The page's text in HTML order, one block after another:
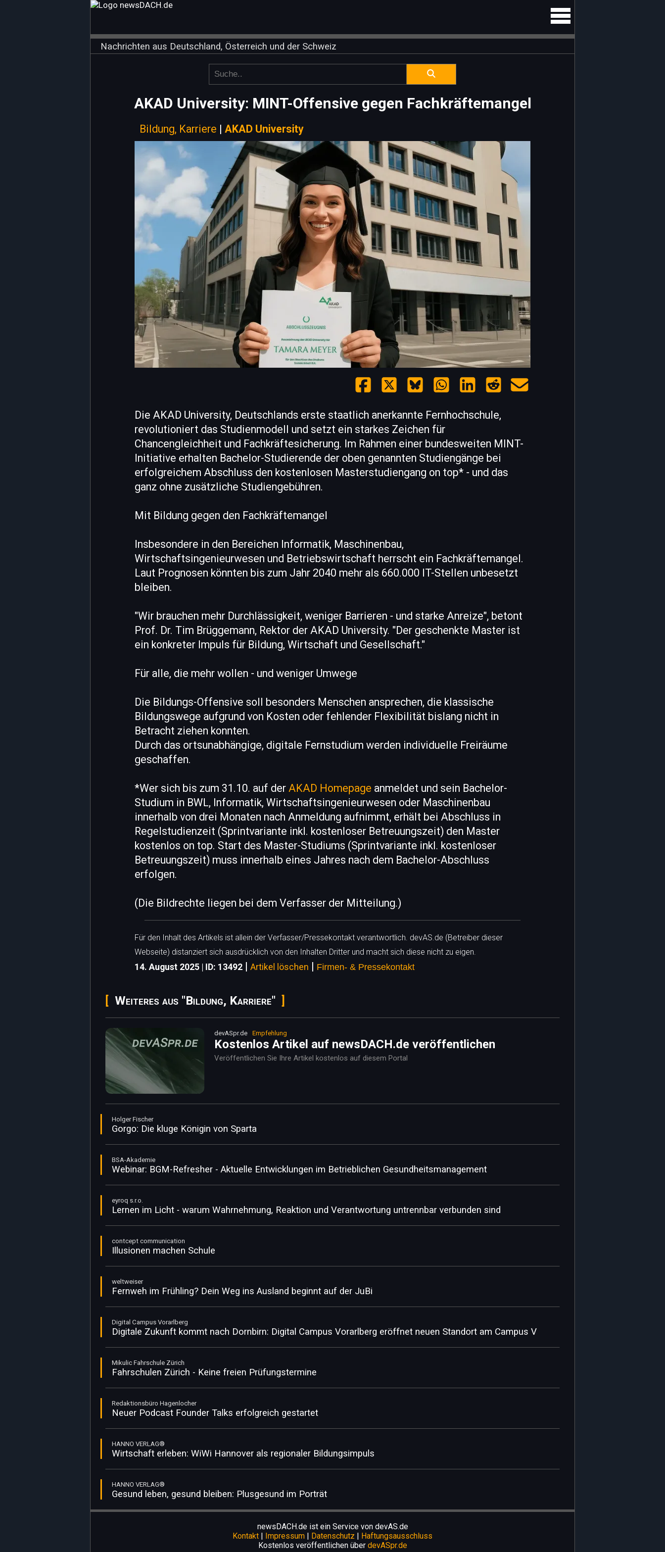
Nachrichten aus Deutschland, Österreich und der Schweiz
AKAD University: MINT-Offensive gegen Fachkräftemangel
Bildung, Karriere | AKAD University
Die AKAD University, Deutschlands erste staatlich anerkannte Fernhochschule,
revolutioniert das Studienmodell und setzt ein starkes Zeichen für
Chancengleichheit und Fachkräftesicherung. Im Rahmen einer bundesweiten MINT-
Initiative erhalten Bachelor-Studierende der oben genannten Studiengänge bei
erfolgreichem Abschluss den kostenlosen Masterstudiengang on top* - und das
ganz ohne zusätzliche Studiengebühren.
Mit Bildung gegen den Fachkräftemangel
Insbesondere in den Bereichen Informatik, Maschinenbau,
Wirtschaftsingenieurwesen und Betriebswirtschaft herrscht ein Fachkräftemangel.
Laut Prognosen könnten bis zum Jahr 2040 mehr als 660.000 IT-Stellen unbesetzt
bleiben.
"Wir brauchen mehr Durchlässigkeit, weniger Barrieren - und starke Anreize", betont
Prof. Dr. Tim Brüggemann, Rektor der AKAD University. "Der geschenkte Master ist
ein konkreter Impuls für Bildung, Wirtschaft und Gesellschaft."
Für alle, die mehr wollen - und weniger Umwege
Die Bildungs-Offensive soll besonders Menschen ansprechen, die klassische
Bildungswege aufgrund von Kosten oder fehlender Flexibilität bislang nicht in
Betracht ziehen konnten.
Durch das ortsunabhängige, digitale Fernstudium werden individuelle Freiräume
geschaffen.
*Wer sich bis zum 31.10. auf der AKAD Homepage anmeldet und sein Bachelor-
Studium in BWL, Informatik, Wirtschaftsingenieurwesen oder Maschinenbau
innerhalb von drei Monaten nach Anmeldung aufnimmt, erhält bei Abschluss in
Regelstudienzeit (Sprintvariante inkl. kostenloser Betreuungszeit) den Master
kostenlos on top. Start des Master-Studiums (Sprintvariante inkl. kostenloser
Betreuungszeit) muss innerhalb eines Jahres nach dem Bachelor-Abschluss
erfolgen.
(Die Bildrechte liegen bei dem Verfasser der Mitteilung.)
Für den Inhalt des Artikels ist allein der Verfasser/Pressekontakt verantwortlich. devAS.de (Betreiber dieser
Webseite) distanziert sich ausdrücklich von den Inhalten Dritter und macht sich diese nicht zu eigen.
14. August 2025 | ID: 13492 | Artikel löschen | Firmen- & Pressekontakt
Weiteres aus "Bildung, Karriere"
devASpr.de Empfehlung
Kostenlos Artikel auf newsDACH.de veröffentlichen
Veröffentlichen Sie Ihre Artikel kostenlos auf diesem Portal
Holger Fischer
Gorgo: Die kluge Königin von Sparta
BSA-Akademie
Webinar: BGM-Refresher - Aktuelle Entwicklungen im Betrieblichen Gesundheitsmanagement
eyroq s.r.o.
Lernen im Licht - warum Wahrnehmung, Reaktion und Verantwortung untrennbar verbunden sind
contcept communication
Illusionen machen Schule
weltweiser
Fernweh im Frühling? Dein Weg ins Ausland beginnt auf der JuBi
Digital Campus Vorarlberg
Digitale Zukunft kommt nach Dornbirn: Digital Campus Vorarlberg eröffnet neuen Standort am Campus V
Mikulic Fahrschule Zürich
Fahrschulen Zürich - Keine freien Prüfungstermine
Redaktionsbüro Hagenlocher
Neuer Podcast Founder Talks erfolgreich gestartet
HANNO VERLAG®
Wirtschaft erleben: WiWi Hannover als regionaler Bildungsimpuls
HANNO VERLAG®
Gesund leben, gesund bleiben: Plusgesund im Porträt
newsDACH.de ist ein Service von devAS.de
Kontakt | Impressum | Datenschutz | Haftungsausschluss
Kostenlos veröffentlichen über devASpr.de